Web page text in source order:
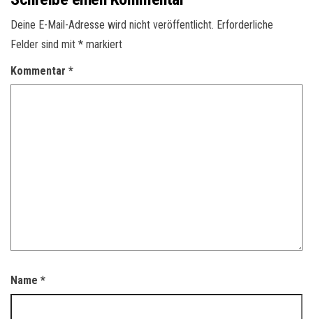
Deine E-Mail-Adresse wird nicht veröffentlicht. Erforderliche
Felder sind mit * markiert
Kommentar *
Name *